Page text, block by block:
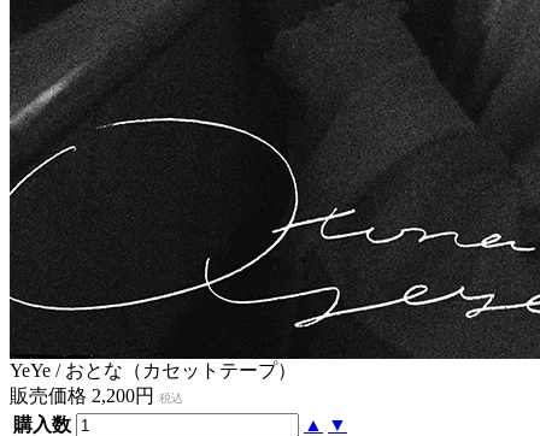
YeYe / おとな（カセットテープ）
販売価格 2,200円
税込
購入数 ▲ ▼